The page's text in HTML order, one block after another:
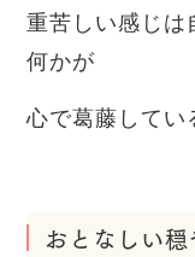
重苦しい感じは
何かが
心で葛藤してい
おとなしい